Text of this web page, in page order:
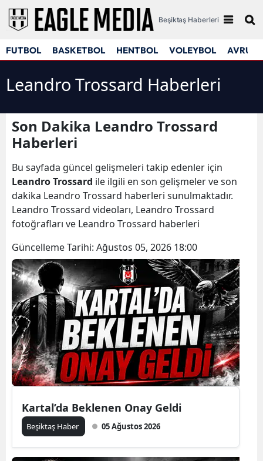
Beşiktaş Haberleri
FUTBOL BASKETBOL HENTBOL VOLEYBOL
Leandro Trossard Haberleri
Son Dakika Leandro Trossard
Haberleri
Bu sayfada güncel gelişmeleri takip edenler için
Leandro Trossard ile ilgili en son gelişmeler ve son
dakika Leandro Trossard haberleri sunulmaktadır.
Leandro Trossard videoları, Leandro Trossard
fotoğrafları ve Leandro Trossard haberleri
Güncelleme Tarihi: Ağustos 05, 2026 18:00
Kartal’da Beklenen Onay Geldi
Beşiktaş Haber 05 Ağustos 2026